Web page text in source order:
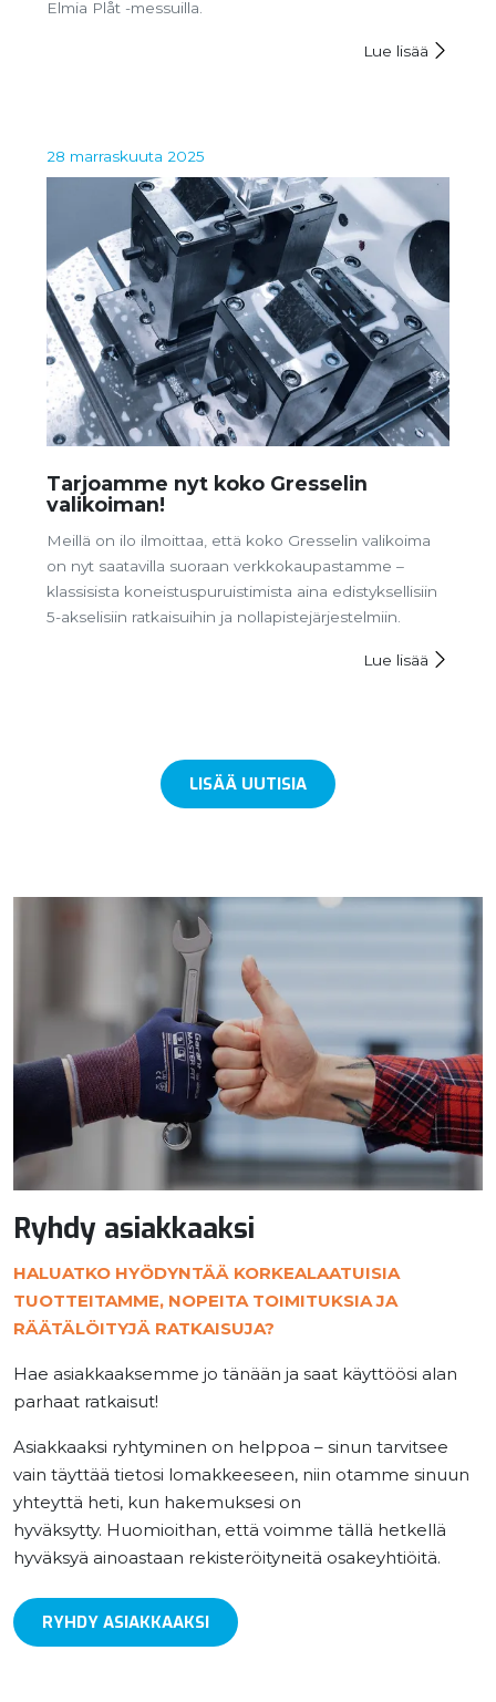
Elmia Plåt -messuilla.
Lue lisää
28 marraskuuta 2025
Tarjoamme nyt koko Gresselin
valikoiman!
Meillä on ilo ilmoittaa, että koko Gresselin valikoima
on nyt saatavilla suoraan verkkokaupastamme –
klassisista koneistuspuruistimista aina edistyksellisiin
5-akselisiin ratkaisuihin ja nollapistejärjestelmiin.
Lue lisää
LISÄÄ UUTISIA
Ryhdy asiakkaaksi
HALUATKO HYÖDYNTÄÄ KORKEALAATUISIA
TUOTTEITAMME, NOPEITA TOIMITUKSIA JA
RÄÄTÄLÖITYJÄ RATKAISUJA?
Hae asiakkaaksemme jo tänään ja saat käyttöösi alan
parhaat ratkaisut!
Asiakkaaksi ryhtyminen on helppoa – sinun tarvitsee
vain täyttää tietosi lomakkeeseen, niin otamme sinuun
yhteyttä heti, kun hakemuksesi on
hyväksytty. Huomioithan, että voimme tällä hetkellä
hyväksyä ainoastaan rekisteröityneitä osakeyhtiöitä.
RYHDY ASIAKKAAKSI